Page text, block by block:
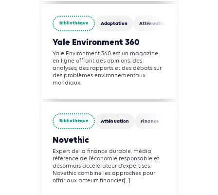
Bibliothèque Adaptation Atténuation
Yale Environment 360
Yale Environment 360 est un magazine
en ligne offrant des opinions, des
analyses, des rapports et des débats sur
des problèmes environnementaux
mondiaux.
Bibliothèque Atténuation Finance
Novethic
Expert de la finance durable, média
référence de l’économie responsable et
désormais accélérateur d’expertises,
Novethic combine les approches pour
offrir aux acteurs financier[...]